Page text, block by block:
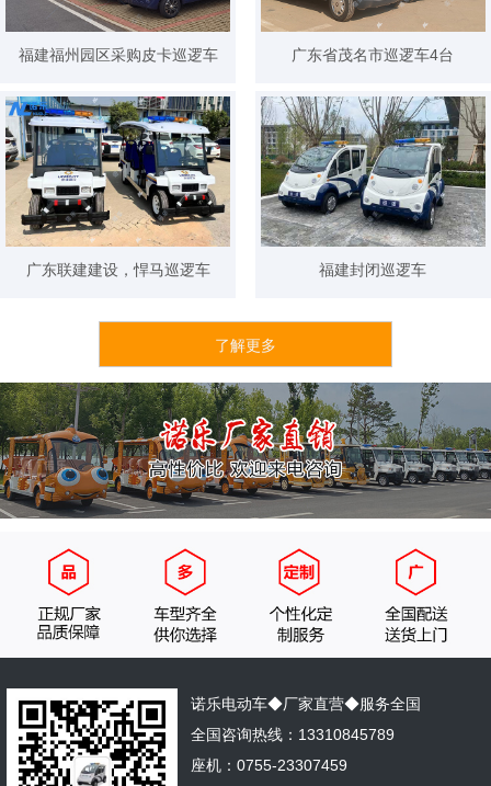
福建福州园区采购皮卡巡逻车 广东省茂名市巡逻车4台
广东联建建设，悍马巡逻车 福建封闭巡逻车
了解更多
诺乐电动车◆厂家直营◆服务全国
全国咨询热线：13310845789
座机：0755-23307459